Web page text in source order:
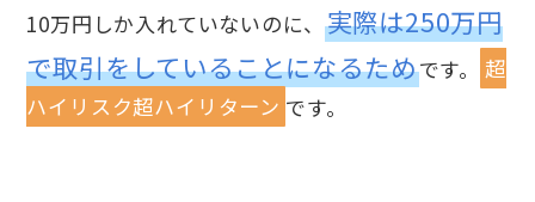
10万円しか入れていないのに、 実際は250万円
で取引をしていることになるためです。
超
ハイリスク超ハイリターン です。